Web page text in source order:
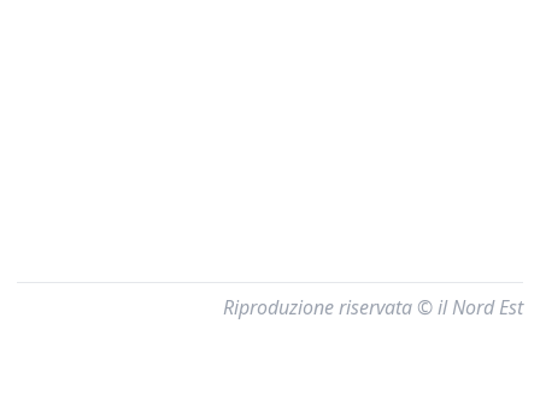
Riproduzione riservata © il Nord Est